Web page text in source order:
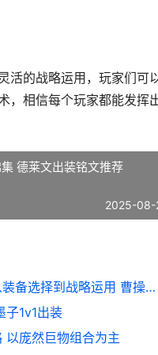
活的战略运用，玩家们
，相信每个玩家都能发挥
德莱文出装铭文推荐
2025-08-
曹操出装及策略（从装备选择到战略运用 曹操出装最强出装
子1v1出装
以庞然巨物组合为主